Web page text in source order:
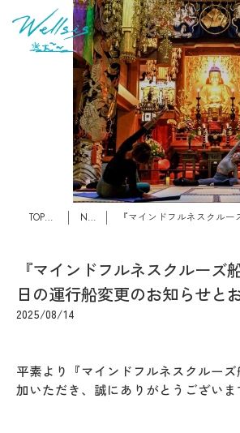
TOPページ News 『マインドフルネスクルーズ船Cruise』8月16
『マインドフルネスクルーズ
日の運行船変更のお知らせと
2025/08/14
平素より『マインドフルネスクルーズ
加いただき、誠にありがとうございま